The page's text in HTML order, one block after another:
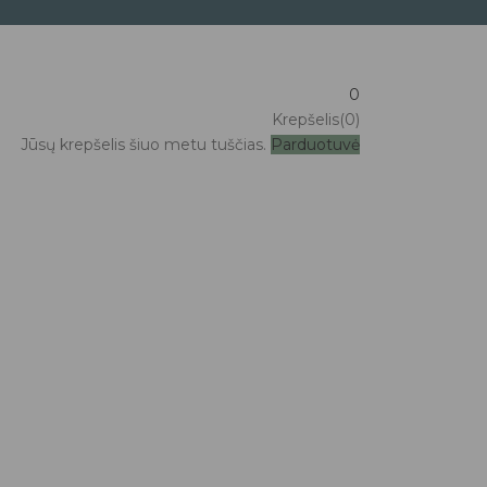
0
Krepšelis(0)
Jūsų krepšelis šiuo metu tuščias. Parduotuvė